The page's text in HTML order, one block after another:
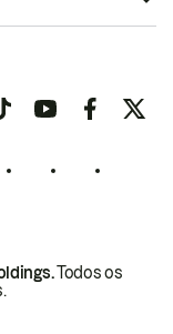
Todos os